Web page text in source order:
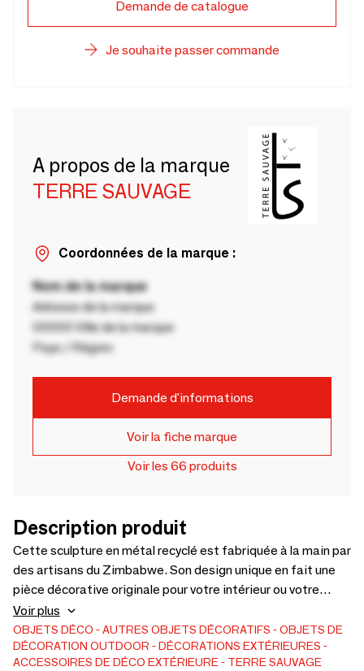
Demande de catalogue
Je souhaite passer commande
A propos de la marque
TERRE SAUVAGE
Coordonnées de la marque :
Nom de la marque
Adresse de la marque
00000 Ville de la marque
Pays / Région
Demande d'informations
Voir la fiche marque
Voir les 66 produits
Description produit
Cette sculpture en métal recyclé est fabriquée à la main par
des artisans du Zimbabwe. Son design unique en fait une
pièce décorative originale pour votre intérieur ou votre
jardin. Conçue à partir de métal récupéré, chaque sculpture
est unique et témoigne d’un savoir-faire artisanal durable et
éco-responsable.
Voir plus
OBJETS DÉCO AUTRES OBJETS DÉCORATIFS
OBJETS DE
DÉCORATION OUTDOOR
DÉCORATIONS EXTÉRIEURES
ACCESSOIRES DE DÉCO EXTÉRIEURE
TERRE SAUVAGE